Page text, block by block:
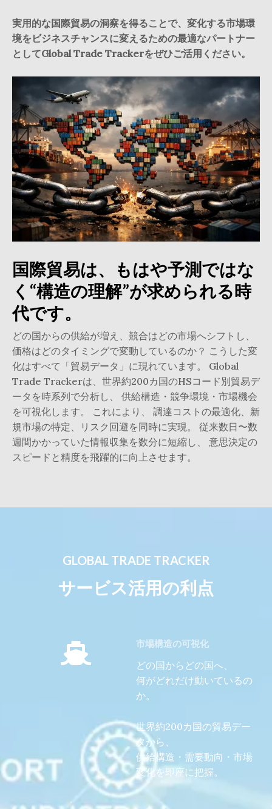
実用的な国際貿易の洞察を得ることで、変化する市場環
境をビジネスチャンスに変えるための最適なパートナー
としてGlobal Trade Trackerをぜひご活用ください。
国際貿易は、もはや予測ではな
く“構造の理解”が求められる時
代です。
どの国からの供給が増え、競合はどの市場へシフトし、
価格はどのタイミングで変動しているのか？ こうした変
化はすべて「貿易データ」に現れています。 Global
Trade Trackerは、世界約200カ国のHSコード別貿易デ
ータを時系列で分析し、 供給構造・競争環境・市場機会
を可視化します。 これにより、 調達コストの最適化、新
規市場の特定、リスク回避を同時に実現。 従来数日〜数
週間かかっていた情報収集を数分に短縮し、 意思決定の
スピードと精度を飛躍的に向上させます。
GLOBAL TRADE TRACKER
サービス活用の利点
市場構造の可視化
どの国からどの国へ、
何がどれだけ動いているの
か。
世界約200カ国の貿易デー
タから、
供給構造・需要動向・市場
変化を即座に把握。